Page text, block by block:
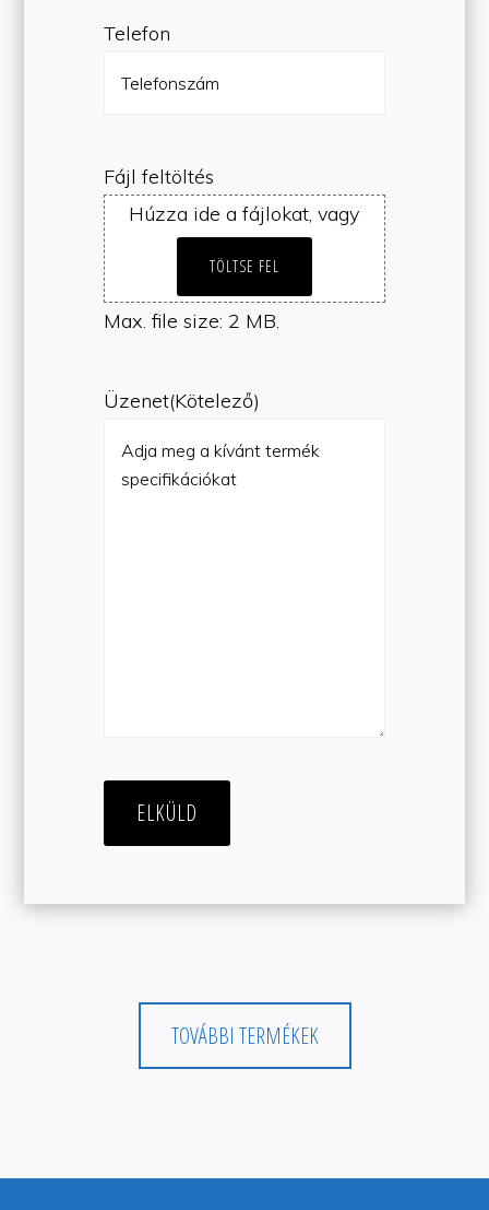
Telefon
Fájl feltöltés
Húzza ide a fájlokat, vagy
TÖLTSE FEL
Max. file size: 2 MB.
Üzenet(Kötelező)
TOVÁBBI TERMÉKEK